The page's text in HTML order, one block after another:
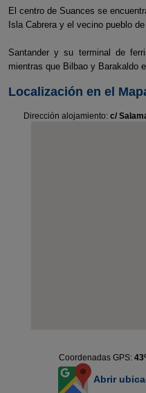
El centro de Suances se
Isla Cabrera y el vecino pueblo
Santander y su terminal de
mientras que Bilbao y Barakaldo
Localización en el
Dirección alojamiento: c/
Coordenadas GPS:
Abrir